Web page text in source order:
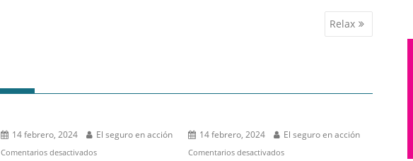
Relax
14 febrero, 2024 El seguro en acción
Comentarios desactivadosen
14 febrero, 2024 El seguro en acción
Comentarios desactivadosen